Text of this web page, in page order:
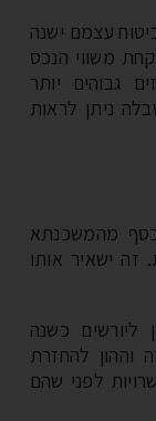
ישנה
הנכס
יותר
לראות
אותו
כשנה
להחזרת
שהם